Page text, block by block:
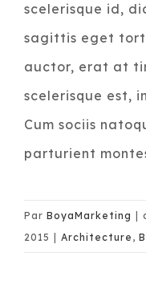
scelerisque id,
sagittis eget
auctor, erat at
scelerisque est,
Cum sociis
parturient
Par BoyaMarketing
2015
Architecture ,